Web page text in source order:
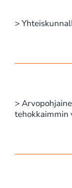
>
>
tehokkaimmin